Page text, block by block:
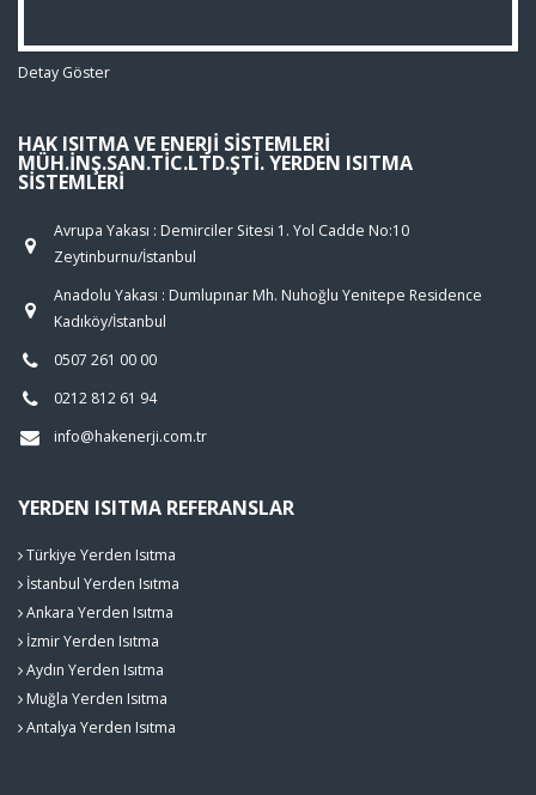
Detay Göster
HAK ISITMA VE ENERJI SISTEMLERI
MÜH.İNŞ.SAN.TIC.LTD.ŞTI. YERDEN ISITMA
SISTEMLERI
Avrupa Yakası : Demirciler Sitesi 1. Yol Cadde No:10
Zeytinburnu/İstanbul
Anadolu Yakası : Dumlupınar Mh. Nuhoğlu Yenitepe Residence
Kadıköy/İstanbul
0507 261 00 00
0212 812 61 94
info@hakenerji.com.tr
YERDEN ISITMA REFERANSLAR
Türkiye Yerden Isıtma
İstanbul Yerden Isıtma
Ankara Yerden Isıtma
İzmir Yerden Isıtma
Aydın Yerden Isıtma
Muğla Yerden Isıtma
Antalya Yerden Isıtma